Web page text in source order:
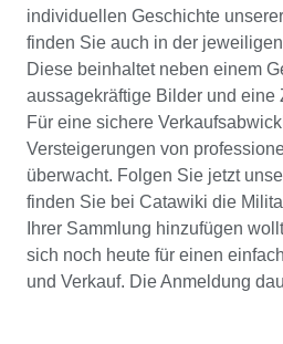
individuellen Geschichte
finden Sie auch in der
Diese beinhaltet neben einem
aussagekräftige Bilder und eine
Für eine sichere
Versteigerungen von
überwacht. Folgen Sie jetzt
finden Sie bei Catawiki die
Ihrer Sammlung hinzufügen
sich noch heute für einen
und Verkauf. Die Anmeldung